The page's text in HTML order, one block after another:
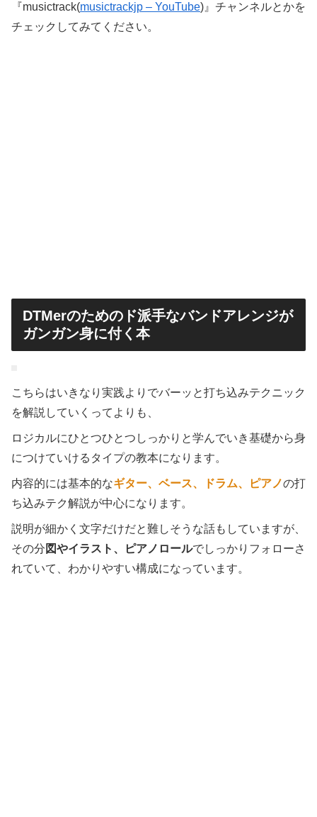
『musictrack(musictrackjp – YouTube)』チャンネルとかを
チェックしてみてください。
DTMerのためのド派手なバンドアレンジが
ガンガン身に付く本
こちらはいきなり実践よりでバーッと打ち込みテクニック
を解説していくってよりも、
ロジカルにひとつひとつしっかりと学んでいき基礎から身
につけていけるタイプの教本になります。
内容的には基本的なギター、ベース、ドラム、ピアノの打
ち込みテク解説が中心になります。
説明が細かく文字だけだと難しそうな話もしていますが、
その分 図やイラスト、ピアノロールでしっかりフォローさ
れていて、わかりやすい構成になっています。